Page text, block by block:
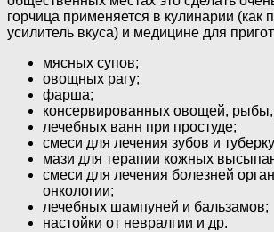
горчица применяется в кулинарии (как
усилитель вкуса) и медицине для
мясных супов;
овощных рагу;
фарша;
консервированных овощей, рыбы,
лечебных ванн при простуде;
смеси для лечения зубов и
мази для терапии кожных
смеси для лечения болезней
онкологии;
лечебных шампуней и бальзамов;
настойки от невралгии и др.